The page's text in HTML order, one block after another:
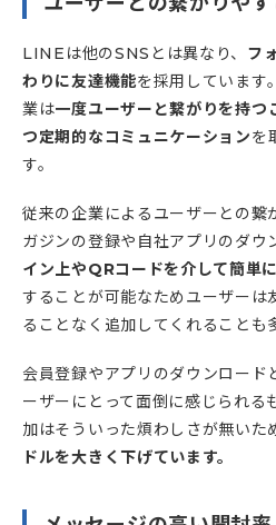
LINEは他のSNSとは異なり、 フ
わりに友達機能を採用しています
業は一度ユーザーと繋がりを持つ
つ定期的なコミュニケーションを
す。
従来の企業によるユーザーとの繋
ガジンの登録や自社アプリのダウ
イン上やQRコードを介して簡単
することが可能なためユーザーは
ることなく追加してくれることも
会員登録やアプリのダウンロード
ーザーにとって面倒に感じられ
加はそういった煩わしさが無いた
ドルを大きく下げています。